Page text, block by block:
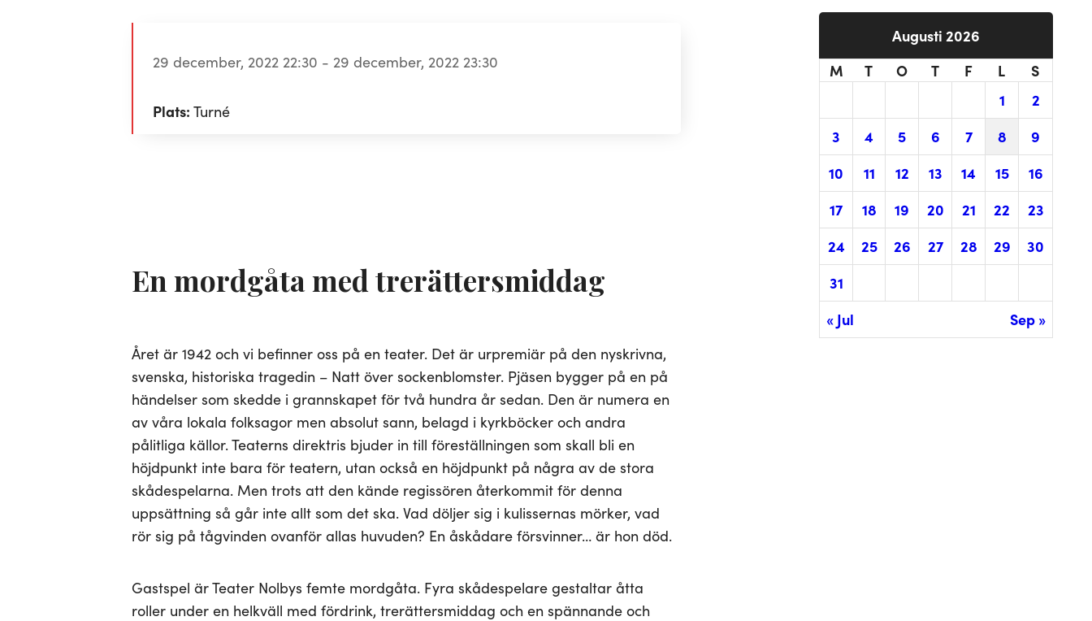
Augusti 2026
M
T O T F L
S
1
2
3
4 5 6 7 8
9
10
11 12 13 14 15
16
17
18 19 20 21 22
23
24
25 26 27 28 29
30
31
« Jul
Sep »
29 december, 2022 22:30 - 29 december, 2022 23:30
Plats: Turné
En mordgåta med trerättersmiddag
Året är 1942 och vi befinner oss på en teater. Det är urpremiär på den nyskrivna,
svenska, historiska tragedin – Natt över sockenblomster. Pjäsen bygger på en på
händelser som skedde i grannskapet för två hundra år sedan. Den är numera en
av våra lokala folksagor men absolut sann, belagd i kyrkböcker och andra
pålitliga källor. Teaterns direktris bjuder in till föreställningen som skall bli en
höjdpunkt inte bara för teatern, utan också en höjdpunkt på några av de stora
skådespelarna. Men trots att den kände regissören återkommit för denna
uppsättning så går inte allt som det ska. Vad döljer sig i kulissernas mörker, vad
rör sig på tågvinden ovanför allas huvuden? En åskådare försvinner… är hon död.
Gastspel är Teater Nolbys femte mordgåta. Fyra skådespelare gestaltar åtta
roller under en helkväll med fördrink, trerättersmiddag och en spännande och